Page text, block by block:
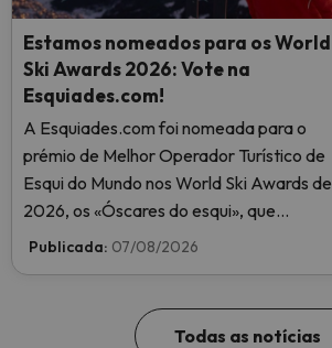
Estamos nomeados para os World
Ski Awards 2026: Vote na
Esquiades.com!
A Esquiades.com foi nomeada para o
prémio de Melhor Operador Turístico de
Esqui do Mundo nos World Ski Awards de
2026, os «Óscares do esqui», que
reconhecem a excelência na indústria do
Publicada: 07/08/2026
Todas as notícias